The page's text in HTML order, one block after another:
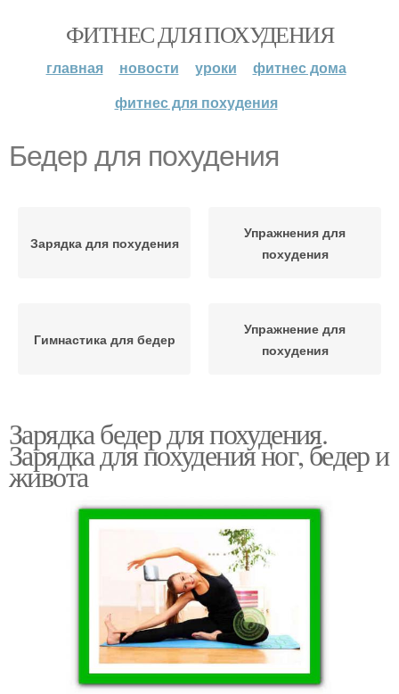
ФИТНЕС ДЛЯ ПОХУДЕНИЯ
главная новости уроки
фитнес дома
фитнес для похудения
Бедер для похудения
Зарядка для похудения
Упражнения для
похудения
Гимнастика для бедер
Упражнение для
похудения
Зарядка бедер для похудения.
Зарядка для похудения ног, бедер и
живота